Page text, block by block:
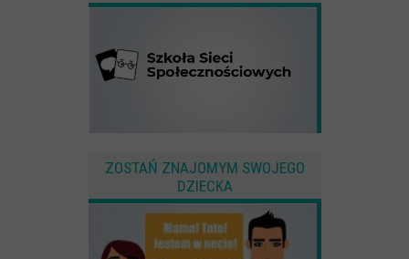
ZOSTAŃ ZNAJOMYM SWOJEGO
DZIECKA